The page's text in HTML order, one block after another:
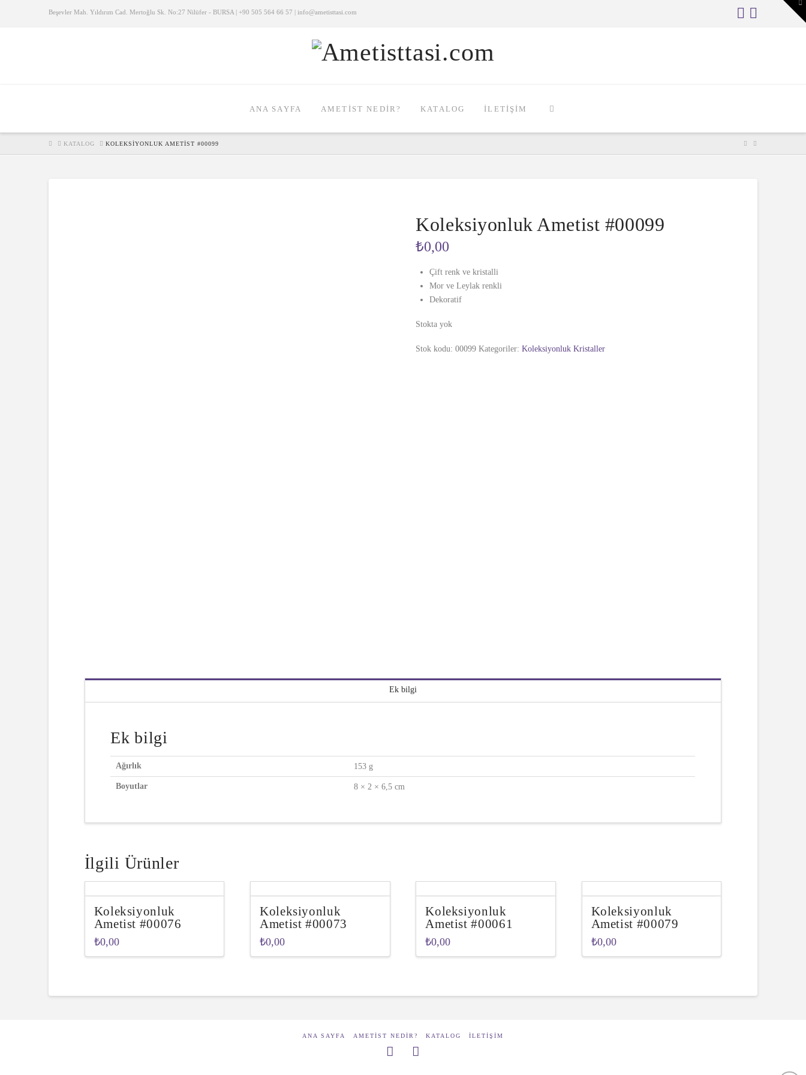
Beşevler Mah. Yıldırım Cad. Mertoğlu Sk. No:27 Nilüfer - BURSA | +90 505 564 66 57 | info@ametisttasi.com
ANA SAYFA AMETIST NEDIR? KATALOG İLETIŞIM
HOMEKATALOG KOLEKSIYONLUK AMETIST #00099
Koleksiyonluk Ametist #00099
₺0,00
Çift renk ve kristalli
Mor ve Leylak renkli
Dekoratif
Stokta yok
Stok kodu:00099 Kategoriler:Koleksiyonluk Kristaller
Ek bilgi
Ek bilgi
Ağırlık 153 g
Boyutlar 8 × 2 × 6,5 cm
İlgili Ürünler
Koleksiyonluk
Ametist #00076
₺0,00
Koleksiyonluk
Ametist #00073
₺0,00
Koleksiyonluk
Ametist #00061
₺0,00
Koleksiyonluk
Ametist #00079
₺0,00
ANA SAYFA AMETIST NEDIR? KATALOG İLETIŞIM